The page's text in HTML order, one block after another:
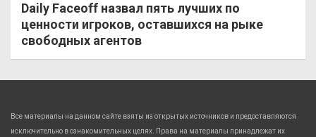
Daily Faceoff назвал пять лучших по
ценности игроков, оставшихся на рыке
свободных агентов
Все материалы на данном сайте взяты из открытых источников и предоставляются
исключительно в ознакомительных целях. Права на материалы принадлежат их